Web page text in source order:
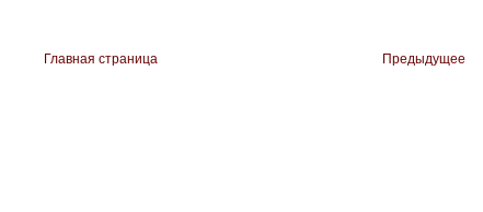
Предыдущее
Главная страница